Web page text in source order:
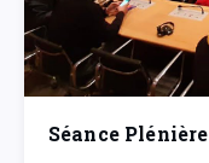
Séance Plénière